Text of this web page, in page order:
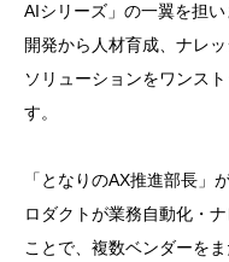
AIシリーズ」の一翼を担
開発から人材育成、ナレ
ソリューションをワンス
す。
「となりのAX推進部長」
ロダクトが業務自動化・
ことで、複数ベンダーを